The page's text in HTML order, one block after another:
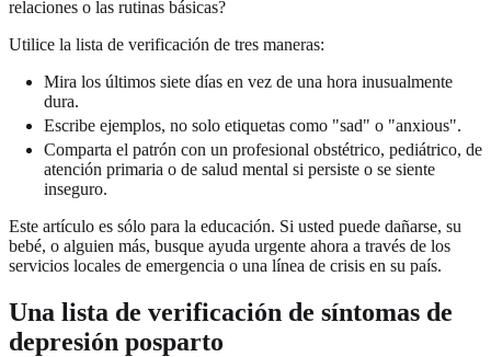
relaciones o las rutinas básicas?
Utilice la lista de verificación de tres maneras:
Mira los últimos siete días en vez de una hora inusualmente
dura.
Escribe ejemplos, no solo etiquetas como "sad" o "anxious".
Comparta el patrón con un profesional obstétrico, pediátrico, de
atención primaria o de salud mental si persiste o se siente
inseguro.
Este artículo es sólo para la educación. Si usted puede dañarse, su
bebé, o alguien más, busque ayuda urgente ahora a través de los
servicios locales de emergencia o una línea de crisis en su país.
Una lista de verificación de síntomas de
depresión posparto